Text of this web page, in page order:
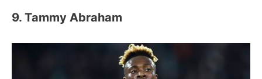
9. Tammy Abraham